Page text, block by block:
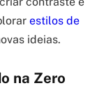
estilos de
ideias.
na Zero